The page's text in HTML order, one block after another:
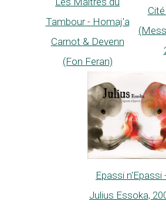
Tambour - Homaj'a
Carnot & Devenn
(Fon Feran)
Epassi n'Epassi
Julius Essoka,